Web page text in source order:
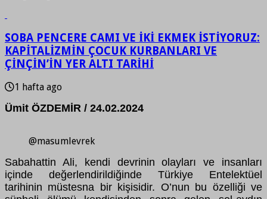
SOBA PENCERE CAMI VE İKİ EKMEK İSTİYORUZ:
KAPİTALİZMİN ÇOCUK KURBANLARI VE
ÇİNÇİN’İN YER ALTI TARİHİ
1 hafta ago
Ümit ÖZDEMİR / 24.02.2024
@masumlevrek
Sabahattin Ali, kendi devrinin olayları ve insanları
içinde değerlendirildiğinde Türkiye Entelektüel
tarihinin müstesna bir kişisidir. O’nun bu özelliği ve